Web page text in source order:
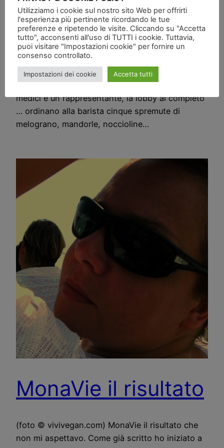
Medici: vegani inconsapevoli o solo paraculi?
Qualche mattina fa ho accompagnato mia madre
in ospedale per fare i raggi alle gambe, nell’attesa
vado nel bar accanto all’ospedale per prendere
qualcosa di fresco. Dietro di me arrivano quattro
medici e un rappresentante, la lobby al completo
… ordinano alla barista cinque spremute di
melograno, mandorle, noccioline…
MonaVie il risultato
(foto © vivivegan.com) MonaVie il risultato che
non mi aspettavo. Come già scritto ho iniziato a
Utilizziamo i cookie sul nostro sito Web per offrirti
l'esperienza più pertinente ricordando le tue
preferenze e ripetendo le visite. Cliccando su "Accetta
tutto", acconsenti all'uso di TUTTI i cookie. Tuttavia,
puoi visitare "Impostazioni cookie" per fornire un
consenso controllato.
Impostazioni dei cookie Accetta tutti